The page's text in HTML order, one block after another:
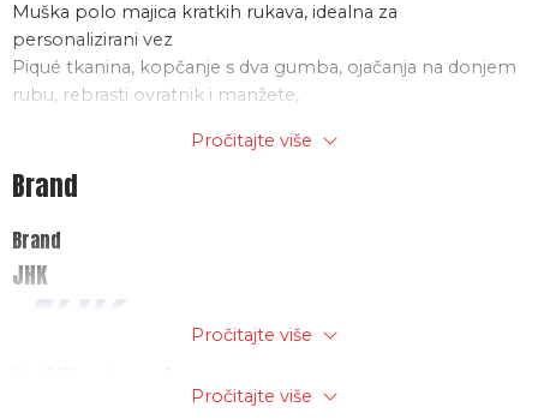
Muška polo majica kratkih rukava, idealna za
personalizirani vez
Piqué tkanina, kopčanje s dva gumba, ojačanja na donjem
rubu, rebrasti ovratnik i manžete,
Materijal: 100% predprani češljani pamuk , 210g/m2
Pročitajte više
Brand
Brand
JHK
Pročitajte više
Politika trgovinePročitajte više